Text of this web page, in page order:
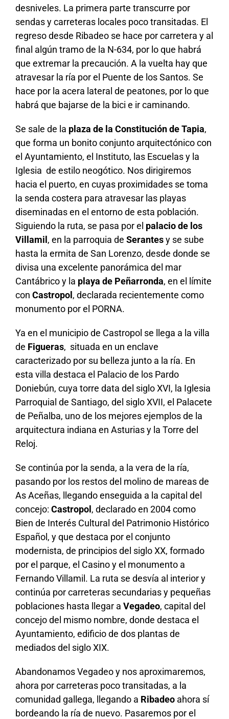
desniveles. La primera parte transcurre por
sendas y carreteras locales poco transitadas. El
regreso desde Ribadeo se hace por carretera y al
final algún tramo de la N-634, por lo que habrá
que extremar la precaución. A la vuelta hay que
atravesar la ría por el Puente de los Santos. Se
hace por la acera lateral de peatones, por lo que
habrá que bajarse de la bici e ir caminando.
Se sale de la plaza de la Constitución de Tapia,
que forma un bonito conjunto arquitectónico con
el Ayuntamiento, el Instituto, las Escuelas y la
Iglesia de estilo neogótico. Nos dirigiremos
hacia el puerto, en cuyas proximidades se toma
la senda costera para atravesar las playas
diseminadas en el entorno de esta población.
Siguiendo la ruta, se pasa por el palacio de los
Villamil , en la parroquia de Serantesy se sube
hasta la ermita de San Lorenzo, desde donde se
divisa una excelente panorámica del mar
Cantábrico y la playa de Peñarronda, en el límite
con Castropol , declarada recientemente como
monumento por el PORNA.
Ya en el municipio de Castropol se llega a la villa
de Figueras, situada en un enclave
caracterizado por su belleza junto a la ría. En
esta villa destaca el Palacio de los Pardo
Doniebún, cuya torre data del siglo XVI, la Iglesia
Parroquial de Santiago, del siglo XVII, el Palacete
de Peñalba, uno de los mejores ejemplos de la
arquitectura indiana en Asturias y la Torre del
Reloj.
Se continúa por la senda, a la vera de la ría,
pasando por los restos del molino de mareas de
As Aceñas, llegando enseguida a la capital del
concejo: Castropol , declarado en 2004 como
Bien de Interés Cultural del Patrimonio Histórico
Español, y que destaca por el conjunto
modernista, de principios del siglo XX, formado
por el parque, el Casino y el monumento a
Fernando Villamil. La ruta se desvía al interior y
continúa por carreteras secundarias y pequeñas
poblaciones hasta llegar a Vegadeo, capital del
concejo del mismo nombre, donde destaca el
Ayuntamiento, edificio de dos plantas de
mediados del siglo XIX.
Abandonamos Vegadeo y nos aproximaremos,
ahora por carreteras poco transitadas, a la
comunidad gallega, llegando a Ribadeo ahora sí
bordeando la ría de nuevo. Pasaremos por el